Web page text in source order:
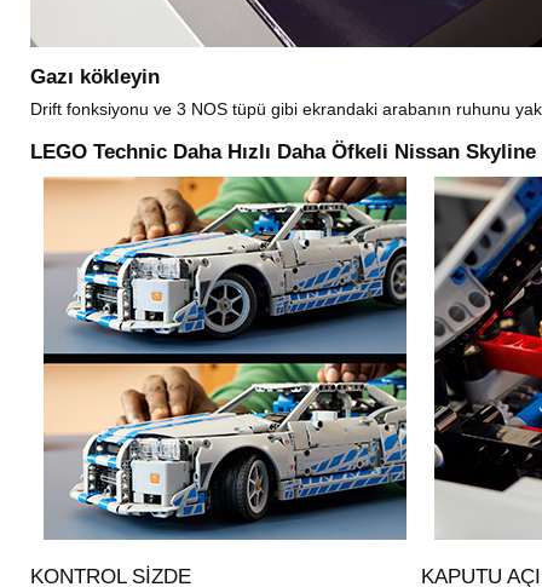
Gazı kökleyin
Drift fonksiyonu ve 3 NOS tüpü gibi ekrandaki arabanın ruhunu
LEGO Technic Daha Hızlı Daha Öfkeli Nissan
KONTROL SIZDE KAPUTU